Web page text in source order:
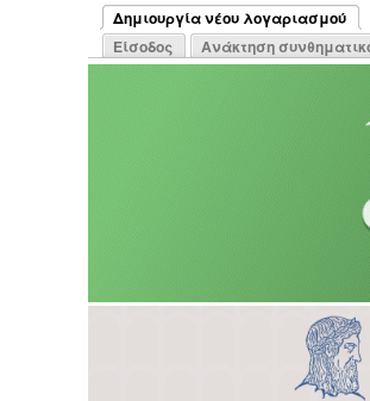
Πρωτεύουσες καρτέλες
Δημιουργία νέου λογαριασμού
(ενεργή καρτέλα)
Είσοδος Ανάκτηση